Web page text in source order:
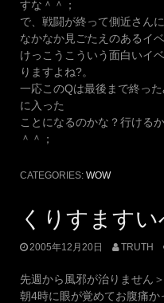
すな＾＾；
で、戦闘が終って側近さん
なかなか見ごたえのあるイ
けっこうこういう面白いイ
りますよね?。
一応このQは最後まで終っ
に入った
ことになるのかな？行ける
＾＾；
CATEGORIES: WOW
くりすます
2005年12月20日 TRUTH
先週から風邪が治りません
朝4時に眼が覚めてお腹痛